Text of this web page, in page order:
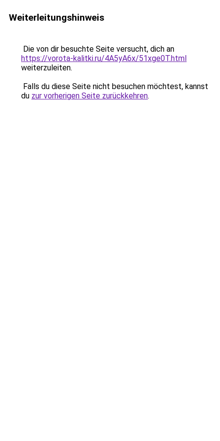
Weiterleitungshinweis
Die von dir besuchte Seite versucht, dich an
https://vorota-kalitki.ru/4A5yA6x/51xge0T.html
weiterzuleiten.
Falls du diese Seite nicht besuchen möchtest, kannst
du zur vorherigen Seite zurückkehren.